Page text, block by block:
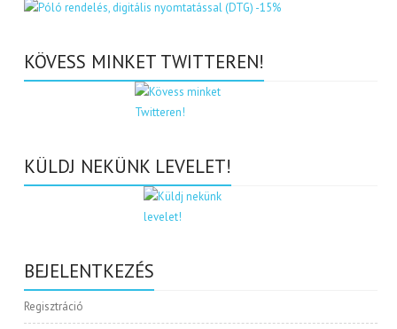
KÖVESS MINKET TWITTEREN!
KÜLDJ NEKÜNK LEVELET!
BEJELENTKEZÉS
Regisztráció